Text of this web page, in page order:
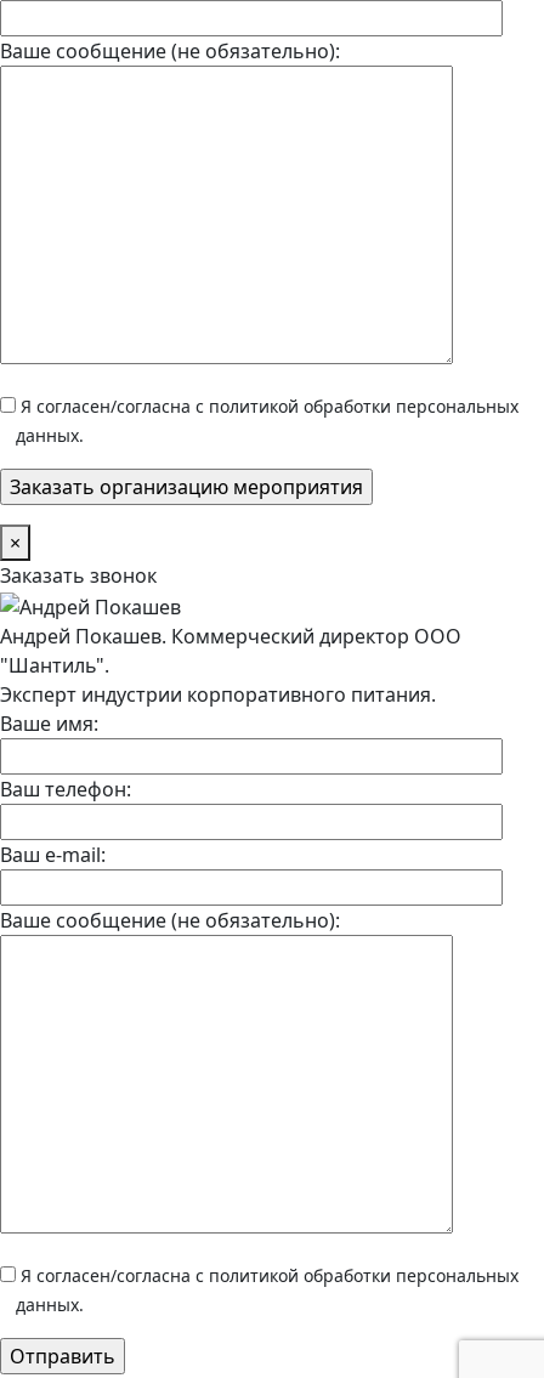
Ваше сообщение (не обязательно):
Я согласен/согласна с политикой обработки персональных
данных.
×
Заказать звонок
Андрей Покашев. Коммерческий директор ООО
"Шантиль".
Эксперт индустрии корпоративного питания.
Ваше имя:
Ваш телефон:
Ваш e-mail:
Ваше сообщение (не обязательно):
Я согласен/согласна с политикой обработки персональных
данных.